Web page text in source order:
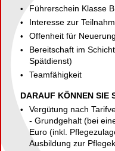
Führerschein Klasse B
Interesse zur
Offenheit für
Bereitschaft im
Spätdienst)
Teamfähigkeit
DARAUF KÖNNEN SIE
Vergütung nach
- Grundgehalt (bei
Euro (inkl.
Ausbildung zur